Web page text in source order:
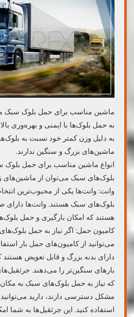
ماشین مناسب برای حمل بلوک سبک
به حمل بلوک‌ها با ایمنی و بهره‌وری
به دلیل وزن کمتر خود نسبت به
ماشین‌های بزرگ و سنگین ندارند.
انواع ماشین مناسب برای حمل
بلوک‌های سبک می‌توان از ماشین‌های
وانت: وانت‌ها یکی از محبوب‌ترین
بلوک‌های سبک هستند. وانت‌ها
هستند که امکان بارگیری و حمل
کامیون حمل: اگر نیاز به حمل
می‌توانید از کامیون‌های حمل بار
دارای بدنه بزرگ و قابل تعویض
بارهای سنگین‌تر را می‌دهند.
که نیاز به حمل بلوک‌های سبک به
مشکل دسترسی دارند، دارید
استفاده کنید. این جرثقیل‌ها به شما